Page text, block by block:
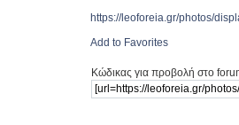
https://leoforeia.gr/photos/
Add to Favorites
Κώδικας για προβολή στο